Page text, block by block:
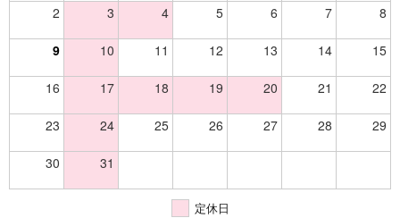
2 3 4 5 6 7 8
9 10 11 12 13 14 15
16 17 18 19 20 21 22
23 24 25 26 27 28 29
30 31
定休日